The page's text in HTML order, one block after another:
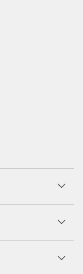
с